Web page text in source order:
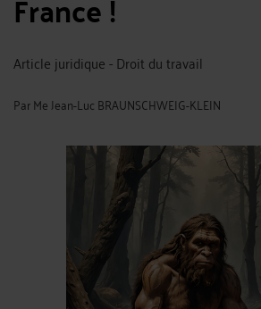
Article juridique - Droit du travail
ParMe Jean-Luc BRAUNSCHWEIG-KLEIN